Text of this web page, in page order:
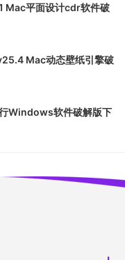
Mac平面设计cdr软件破
Mac动态壁纸引擎破
Windows软件破解版下